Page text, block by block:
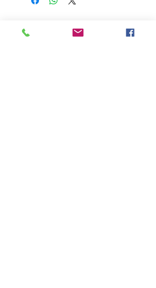
到我們的產品後的前7天內通過電子郵件
Related Products